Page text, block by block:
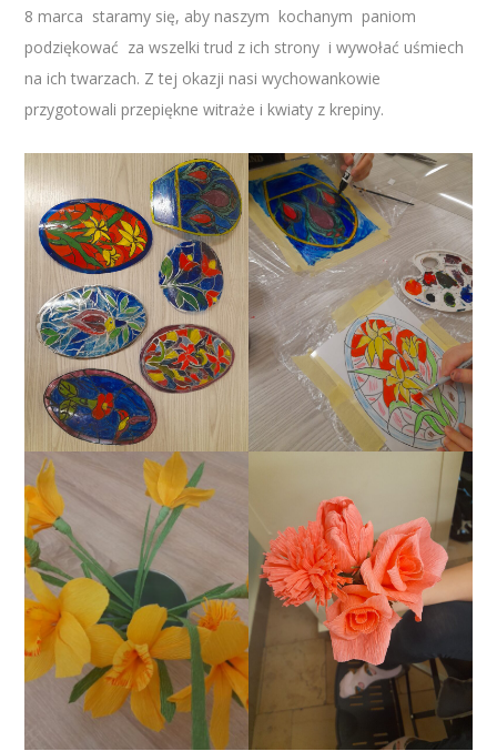
8 marca staramy się, aby naszym kochanym paniom
podziękować za wszelki trud z ich strony i wywołać uśmiech
na ich twarzach. Z tej okazji nasi wychowankowie
przygotowali przepiękne witraże i kwiaty z krepiny.